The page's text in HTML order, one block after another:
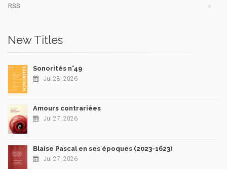
RSS
New Titles
Sonorités n°49
Jul 28, 2026
Amours contrariées
Jul 27, 2026
Blaise Pascal en ses époques (2023-1623)
Jul 27, 2026